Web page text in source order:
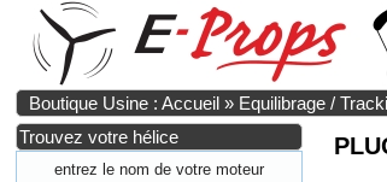
Boutique Usine : Accueil » Equilibrage /
Trouvez votre hélice
entrez le nom de votre moteur